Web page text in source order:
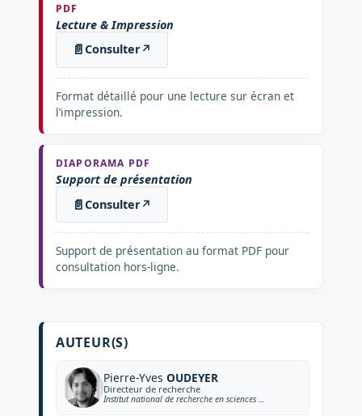
PDF
Lecture & Impression
📄Consulter↗
Format détaillé pour une lecture sur écran et
l’impression.
DIAPORAMA PDF
Support de présentation
📄Consulter↗
Support de présentation au format PDF pour
consultation hors-ligne.
AUTEUR(S)
Pierre-Yves OUDEYER
Directeur de recherche